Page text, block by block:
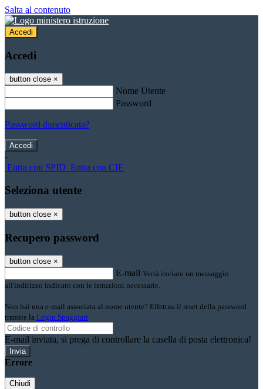
Salta al contenuto
Accedi
Accedi
button close ×
Nome Utente
Password
Password dimenticata?
-
Entra con SPID Entra con CIE
Seleziona utente
button close ×
Recupero password
button close ×
E-mail Verrà inviato un messaggio
all'indirizzo indicato con le istruzioni necessarie.
Non hai una e-mail associata al nome utente? Effettua il reset della password
tramite la Login Spaggiari
E-mail inviata, si prega di controllare la casella di posta elettronica!
Errore
Chiudi